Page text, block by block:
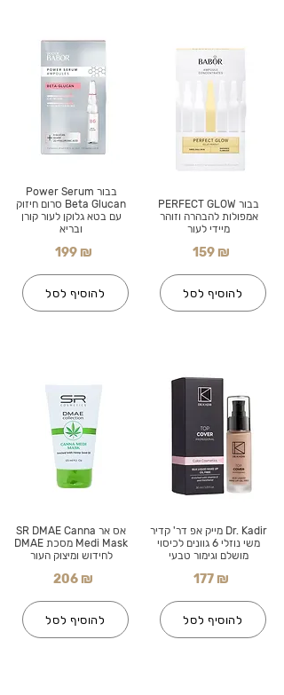
בבור Power Serum
Beta Glucan סרום חיזוק
עם בטא גלוקן לעור קורן
ובריא
199 ₪
להוסיף לסל
אס אר SR DMAE Canna
Medi Mask מסכת DMAE
לחידוש ומיצוק העור
206 ₪
להוסיף לסל
בבור PERFECT GLOW
אמפולות להבהרה וזוהר
מיידי לעור
159 ₪
להוסיף לסל
Dr. Kadir מייק אפ דר' קדיר
משי נוזלי 6 גוונים לכיסוי
מושלם וגימור טבעי
177 ₪
להוסיף לסל